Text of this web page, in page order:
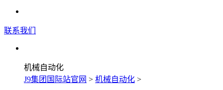
联系我们
机械自动化
J9集团国际站官网 > 机械自动化 >